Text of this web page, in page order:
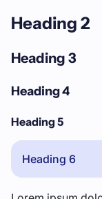
Heading 2
Heading 3
Heading 4
Heading 5
Heading 6